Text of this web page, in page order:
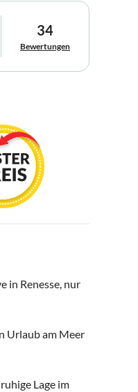
34
Bewertungen
in Renesse, nur
Urlaub am Meer
Lage im